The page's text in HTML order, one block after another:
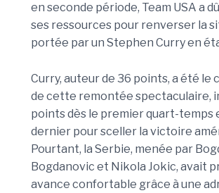
en seconde période, Team USA a
ses ressources pour renverser la
portée par un Stephen Curry en
Curry, auteur de 36 points, a été le
de cette remontée spectaculaire,
points dès le premier quart-temps
dernier pour sceller la victoire
Pourtant, la Serbie, menée par
Bogdanovic et Nikola Jokic, avait
avance confortable grâce à une